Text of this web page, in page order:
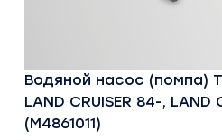
Водяной насос (помпа)
LAND CRUISER 84-, LAND
(M4861011)